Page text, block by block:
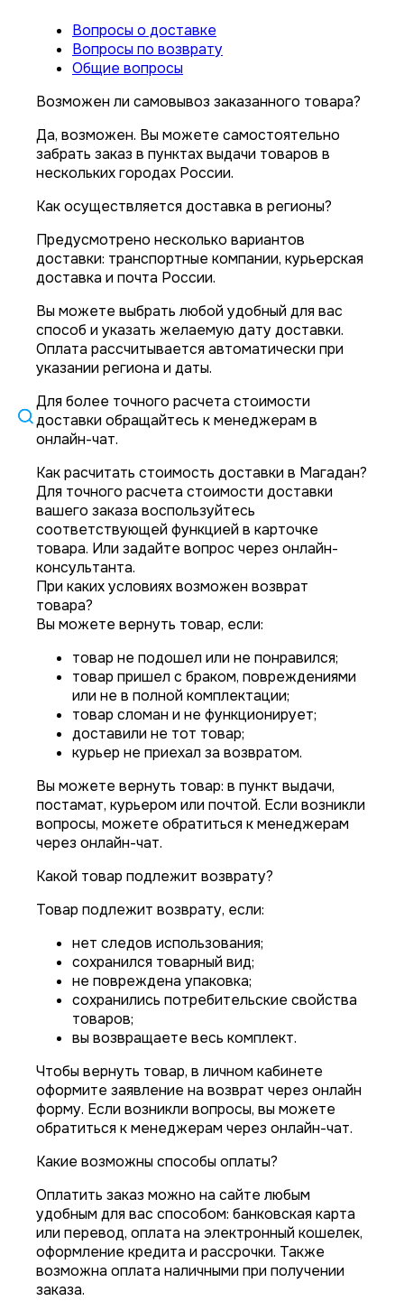
Вопросы о доставке
Вопросы по возврату
Общие вопросы
Возможен ли самовывоз заказанного товара?
Да, возможен. Вы можете самостоятельно
забрать заказ в пунктах выдачи товаров в
нескольких городах России.
Как осуществляется доставка в регионы?
Предусмотрено несколько вариантов
доставки: транспортные компании, курьерская
доставка и почта России.
Вы можете выбрать любой удобный для вас
способ и указать желаемую дату доставки.
Оплата рассчитывается автоматически при
указании региона и даты.
Для более точного расчета стоимости
доставки обращайтесь к менеджерам в
онлайн-чат.
Как расчитать стоимость доставки в Магадан?
Для точного расчета стоимости доставки
вашего заказа воспользуйтесь
соответствующей функцией в карточке
товара. Или задайте вопрос через онлайн-
консультанта.
При каких условиях возможен возврат
товара?
Вы можете вернуть товар, если:
товар не подошел или не понравился;
товар пришел с браком, повреждениями
или не в полной комплектации;
товар сломан и не функционирует;
доставили не тот товар;
курьер не приехал за возвратом.
Вы можете вернуть товар: в пункт выдачи,
постамат, курьером или почтой. Если возникли
вопросы, можете обратиться к менеджерам
через онлайн-чат.
Какой товар подлежит возврату?
Товар подлежит возврату, если:
нет следов использования;
сохранился товарный вид;
не повреждена упаковка;
сохранились потребительские свойства
товаров;
вы возвращаете весь комплект.
Чтобы вернуть товар, в личном кабинете
оформите заявление на возврат через онлайн
форму. Если возникли вопросы, вы можете
обратиться к менеджерам через онлайн-чат.
Какие возможны способы оплаты?
Оплатить заказ можно на сайте любым
удобным для вас способом: банковская карта
или перевод, оплата на электронный кошелек,
оформление кредита и рассрочки. Также
возможна оплата наличными при получении
заказа.